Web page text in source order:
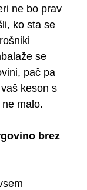
ne bo prav
ko sta se
se
pač pa
keson s
malo.
brez